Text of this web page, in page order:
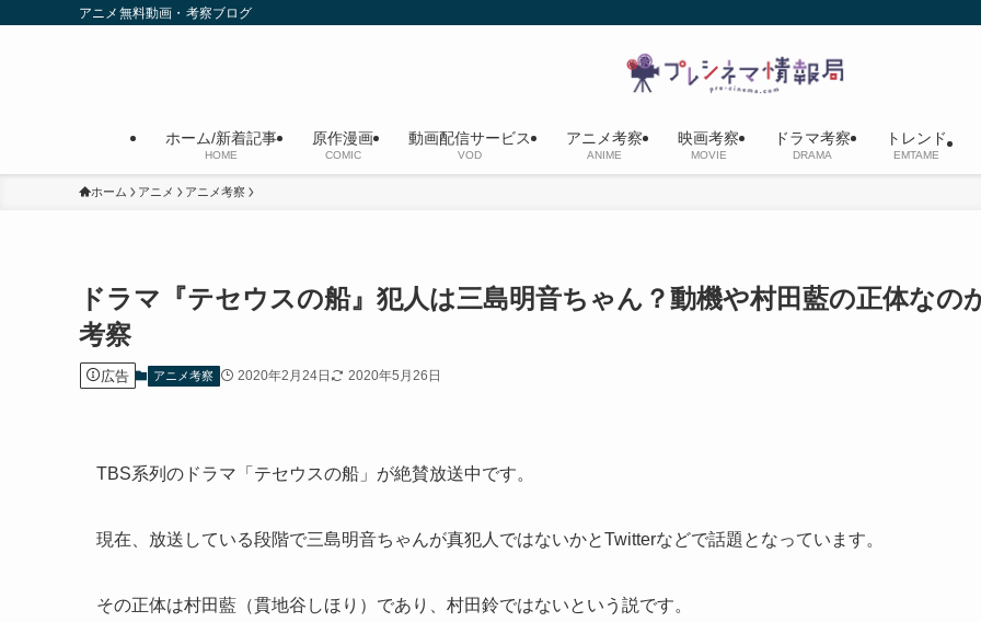
アニメ無料動画・考察ブログ
ホーム/新着記事
HOME
原作漫画
COMIC
動画配信サービス
VOD
アニメ考察
ANIME
映画考察
MOVIE
ドラマ考察
DRAMA
トレンド
EMTAME
ホーム アニメ アニメ考察
ドラマ『テセウスの船』犯人は三島明音ちゃん？動機や村田藍の正体なの
考察
広告 アニメ考察 2020年2月24日 2020年5月26日
TBS系列のドラマ「テセウスの船」が絶賛放送中です。
現在、放送している段階で三島明音ちゃんが真犯人ではないかとTwitterなどで話題となっています。
その正体は村田藍（貫地谷しほり）であり、村田鈴ではないという説です。